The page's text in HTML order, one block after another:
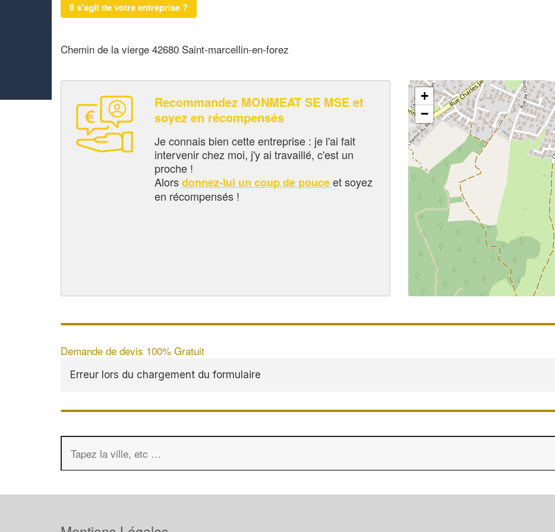
Il s'agit de votre entreprise ?
Chemin de la vierge 42680 Saint-marcellin-en-forez
Recommandez MONMEAT SE MSE et
soyez en récompensés
Je connais bien cette entreprise : je l'ai fait
intervenir chez moi, j'y ai travaillé, c'est un
proche !
Alorsdonnez-lui un coup de pouceet soyez
en récompensés !
+
−
Demande de devis 100% Gratuit
Erreur lors du chargement du formulaire